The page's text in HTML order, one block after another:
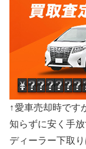
↑愛車売却時です
知らずに安く手放
ディーラー下取